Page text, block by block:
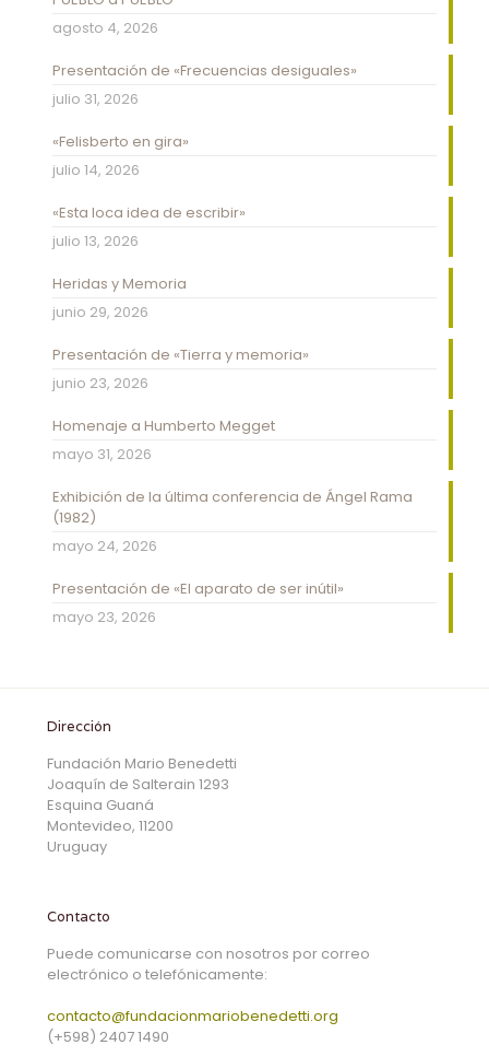
agosto 4, 2026
Presentación de «Frecuencias desiguales»
julio 31, 2026
«Felisberto en gira»
julio 14, 2026
«Esta loca idea de escribir»
julio 13, 2026
Heridas y Memoria
junio 29, 2026
Presentación de «Tierra y memoria»
junio 23, 2026
Homenaje a Humberto Megget
mayo 31, 2026
Exhibición de la última conferencia de Ángel Rama
(1982)
mayo 24, 2026
Presentación de «El aparato de ser inútil»
mayo 23, 2026
Dirección
Fundación Mario Benedetti
Joaquín de Salterain 1293
Esquina Guaná
Montevideo, 11200
Uruguay
Contacto
Puede comunicarse con nosotros por correo
electrónico o telefónicamente:
contacto@fundacionmariobenedetti.org
(+598) 2407 1490